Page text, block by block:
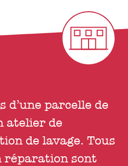
d’une parcelle de
atelier de
de lavage. Tous
réparation sont